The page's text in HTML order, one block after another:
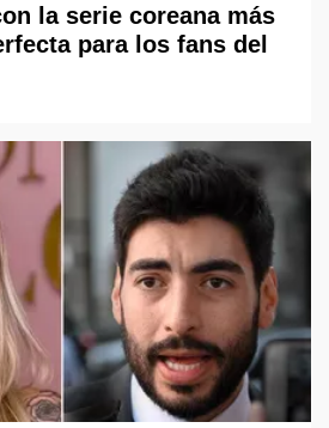
la serie coreana más
para los fans del